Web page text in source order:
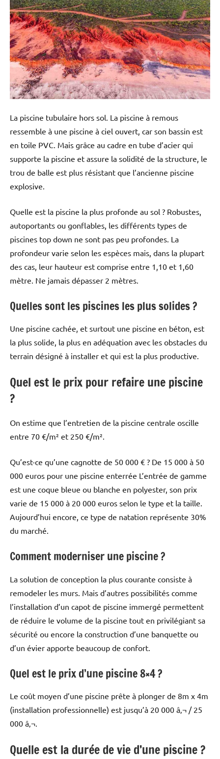
La piscine tubulaire hors sol. La piscine à remous
ressemble à une piscine à ciel ouvert, car son bassin est
en toile PVC. Mais grâce au cadre en tube d’acier qui
supporte la piscine et assure la solidité de la structure, le
trou de balle est plus résistant que l’ancienne piscine
explosive.
Quelle est la piscine la plus profonde au sol ? Robustes,
autoportants ou gonflables, les différents types de
piscines top down ne sont pas peu profondes. La
profondeur varie selon les espèces mais, dans la plupart
des cas, leur hauteur est comprise entre 1,10 et 1,60
mètre. Ne jamais dépasser 2 mètres.
Quelles sont les piscines les plus solides ?
Une piscine cachée, et surtout une piscine en béton, est
la plus solide, la plus en adéquation avec les obstacles du
terrain désigné à installer et qui est la plus productive.
Quel est le prix pour refaire une piscine
?
On estime que l’entretien de la piscine centrale oscille
entre 70 €/m² et 250 €/m².
Qu’est-ce qu’une cagnotte de 50 000 € ? De 15 000 à 50
000 euros pour une piscine enterrée L’entrée de gamme
est une coque bleue ou blanche en polyester, son prix
varie de 15 000 à 20 000 euros selon le type et la taille.
Aujourd’hui encore, ce type de natation représente 30%
du marché.
Comment moderniser une piscine ?
La solution de conception la plus courante consiste à
remodeler les murs. Mais d’autres possibilités comme
l’installation d’un capot de piscine immergé permettent
de réduire le volume de la piscine tout en privilégiant sa
sécurité ou encore la construction d’une banquette ou
d’un évier apporte beaucoup de confort.
Quel est le prix d’une piscine 8×4 ?
Le coût moyen d’une piscine prête à plonger de 8m x 4m
(installation professionnelle) est jusqu’à 20 000 â‚¬ / 25
000 â‚¬.
Quelle est la durée de vie d’une piscine ?